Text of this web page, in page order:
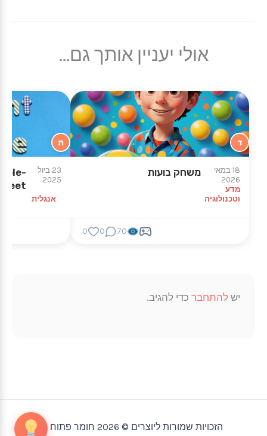
אולי יעניין אותך גם...
ד
18 במאי
2026
מדע
וטכנולוגיה
משחק בועות
70
0
0
ת
23 ביול
2025
אנגלית
יש להתחבר כדי להגיב.
הזכויות שמורות ליוצרים © 2026 חומר פתוח |